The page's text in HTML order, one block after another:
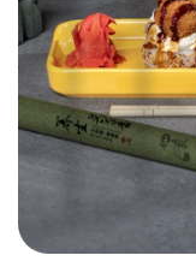
სენდვიჩი
პოკე & ბურიტო